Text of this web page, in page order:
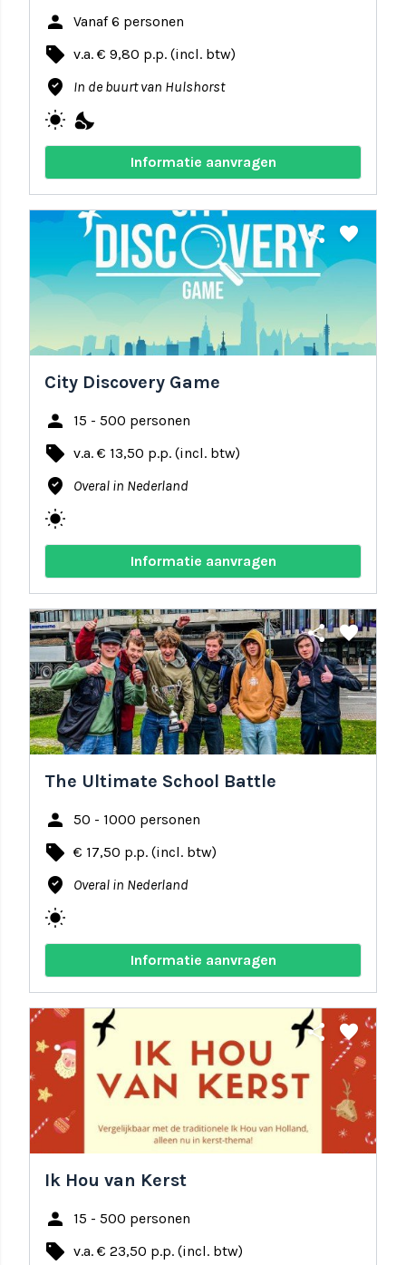
person Vanaf 6 personen
local_offer v.a. € 9,80 p.p. (incl. btw)
where_to_vote In de buurt van Hulshorst
wb_sunny nights_stay
Informatie aanvragen
share favorite
City Discovery Game
person 15 - 500 personen
local_offer v.a. € 13,50 p.p. (incl. btw)
where_to_vote Overal in Nederland
wb_sunny
Informatie aanvragen
share favorite
The Ultimate School Battle
person 50 - 1000 personen
local_offer € 17,50 p.p. (incl. btw)
where_to_vote Overal in Nederland
wb_sunny
Informatie aanvragen
share favorite
Ik Hou van Kerst
person 15 - 500 personen
local_offer v.a. € 23,50 p.p. (incl. btw)